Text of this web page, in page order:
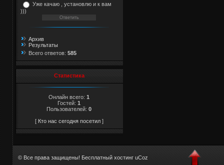
Уже качаю , установлю и к вам
)))
Архив
Результаты
Всего ответов: 585
Статистика
Онлайн всего: 1
Гостей: 1
Пользователей: 0
[ Кто нас сегодня посетил]
© Все права защищены! Бесплатный хостинг uCoz